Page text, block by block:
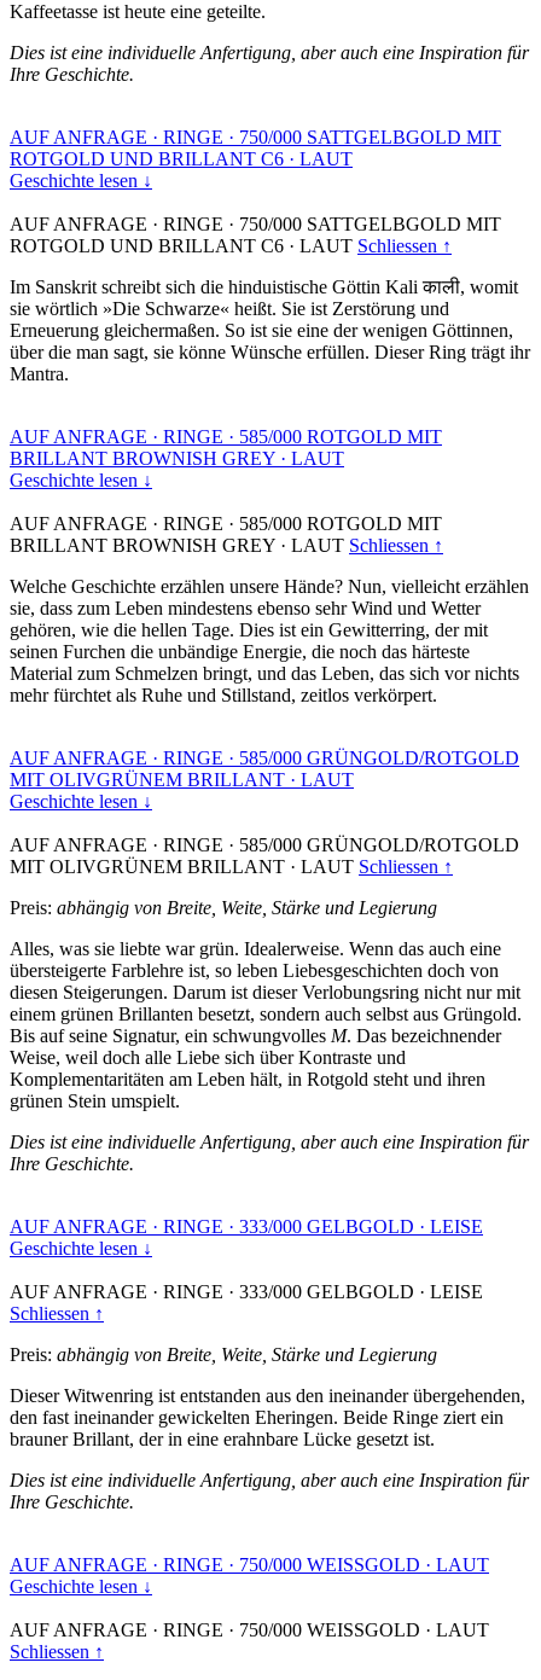
Kaffeetasse ist heute eine geteilte.
Dies ist eine individuelle Anfertigung, aber auch eine Inspiration für
Ihre Geschichte.
AUF ANFRAGE · RINGE · 750/000 SATTGELBGOLD MIT
ROTGOLD UND BRILLANT C6 · LAUT
Geschichte lesen ↓
AUF ANFRAGE · RINGE · 750/000 SATTGELBGOLD MIT
ROTGOLD UND BRILLANT C6 · LAUT Schliessen ↑
Im Sanskrit schreibt sich die hinduistische Göttin Kali काली, womit
sie wörtlich »Die Schwarze« heißt. Sie ist Zerstörung und
Erneuerung gleichermaßen. So ist sie eine der wenigen Göttinnen,
über die man sagt, sie könne Wünsche erfüllen. Dieser Ring trägt ihr
Mantra.
AUF ANFRAGE · RINGE · 585/000 ROTGOLD MIT
BRILLANT BROWNISH GREY · LAUT
Geschichte lesen ↓
AUF ANFRAGE · RINGE · 585/000 ROTGOLD MIT
BRILLANT BROWNISH GREY · LAUT Schliessen ↑
Welche Geschichte erzählen unsere Hände? Nun, vielleicht erzählen
sie, dass zum Leben mindestens ebenso sehr Wind und Wetter
gehören, wie die hellen Tage. Dies ist ein Gewitterring, der mit
seinen Furchen die unbändige Energie, die noch das härteste
Material zum Schmelzen bringt, und das Leben, das sich vor nichts
mehr fürchtet als Ruhe und Stillstand, zeitlos verkörpert.
AUF ANFRAGE · RINGE · 585/000 GRÜNGOLD/ROTGOLD
MIT OLIVGRÜNEM BRILLANT · LAUT
Geschichte lesen ↓
AUF ANFRAGE · RINGE · 585/000 GRÜNGOLD/ROTGOLD
MIT OLIVGRÜNEM BRILLANT · LAUT Schliessen ↑
Preis: abhängig von Breite, Weite, Stärke und Legierung
Alles, was sie liebte war grün. Idealerweise. Wenn das auch eine
übersteigerte Farblehre ist, so leben Liebesgeschichten doch von
diesen Steigerungen. Darum ist dieser Verlobungsring nicht nur mit
einem grünen Brillanten besetzt, sondern auch selbst aus Grüngold.
Bis auf seine Signatur, ein schwungvolles M. Das bezeichnender
Weise, weil doch alle Liebe sich über Kontraste und
Komplementaritäten am Leben hält, in Rotgold steht und ihren
grünen Stein umspielt.
Dies ist eine individuelle Anfertigung, aber auch eine Inspiration für
Ihre Geschichte.
AUF ANFRAGE · RINGE · 333/000 GELBGOLD · LEISE
Geschichte lesen ↓
AUF ANFRAGE · RINGE · 333/000 GELBGOLD · LEISE
Schliessen ↑
Preis: abhängig von Breite, Weite, Stärke und Legierung
Dieser Witwenring ist entstanden aus den ineinander übergehenden,
den fast ineinander gewickelten Eheringen. Beide Ringe ziert ein
brauner Brillant, der in eine erahnbare Lücke gesetzt ist.
Dies ist eine individuelle Anfertigung, aber auch eine Inspiration für
Ihre Geschichte.
AUF ANFRAGE · RINGE · 750/000 WEISSGOLD · LAUT
Geschichte lesen ↓
AUF ANFRAGE · RINGE · 750/000 WEISSGOLD · LAUT
Schliessen ↑